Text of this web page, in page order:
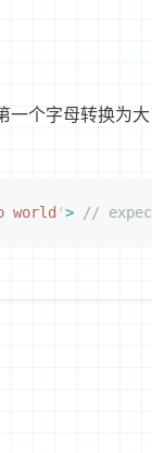
一个字母转换为大
world '> //